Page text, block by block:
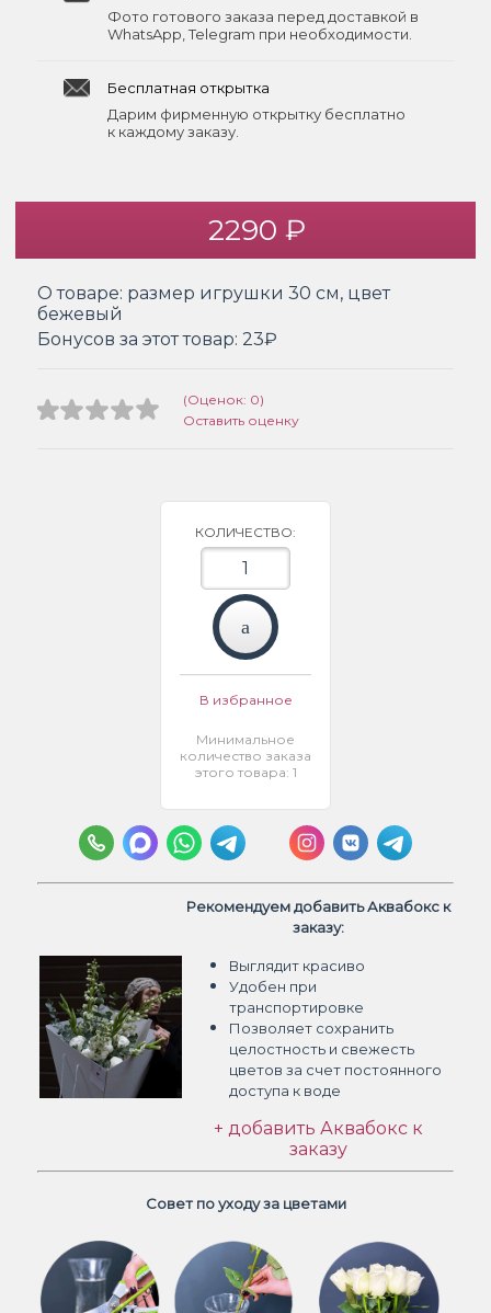
Фото готового заказа перед доставкой в
WhatsApp, Telegram при необходимости.
Бесплатная открытка
Дарим фирменную открытку бесплатно
к каждому заказу.
2290 ₽
О товаре: размер игрушки 30 см, цвет
бежевый
Бонусов за этот товар: 23₽
(Оценок: 0)
Оставить оценку
КОЛИЧЕСТВО:
В избранное
Минимальное
количество заказа
этого товара: 1
Рекомендуем добавить Аквабокс к
заказу:
Выглядит красиво
Удобен при
транспортировке
Позволяет сохранить
целостность и свежесть
цветов за счет постоянного
доступа к воде
+ добавить Аквабокс к
заказу
Совет по уходу за цветами